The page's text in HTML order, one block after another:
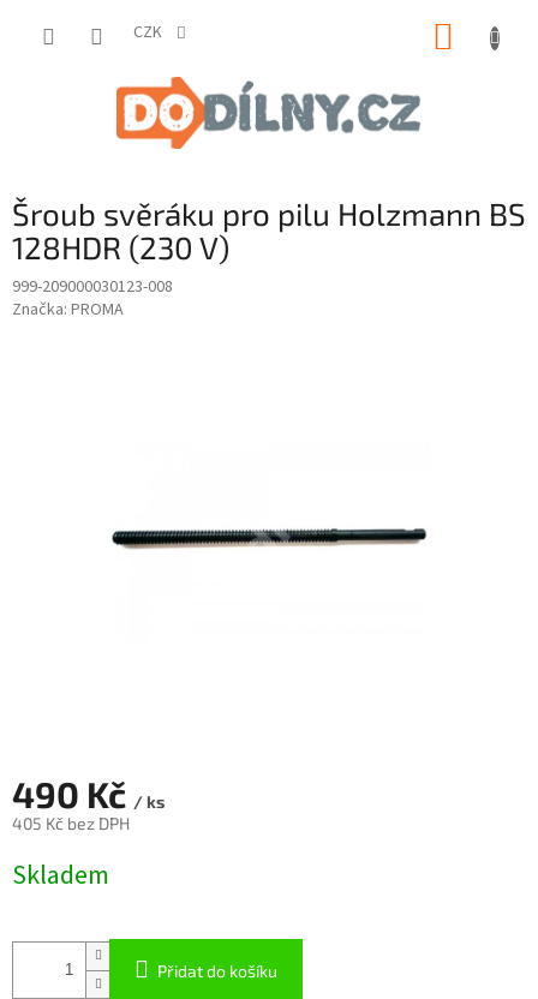
CZK
Šroub svěráku pro pilu Holzmann BS
128HDR (230 V)
999-209000030123-008
Značka: PROMA
490 Kč / ks
405 Kč bez DPH
cena:
Skladem
Přidat do košíku